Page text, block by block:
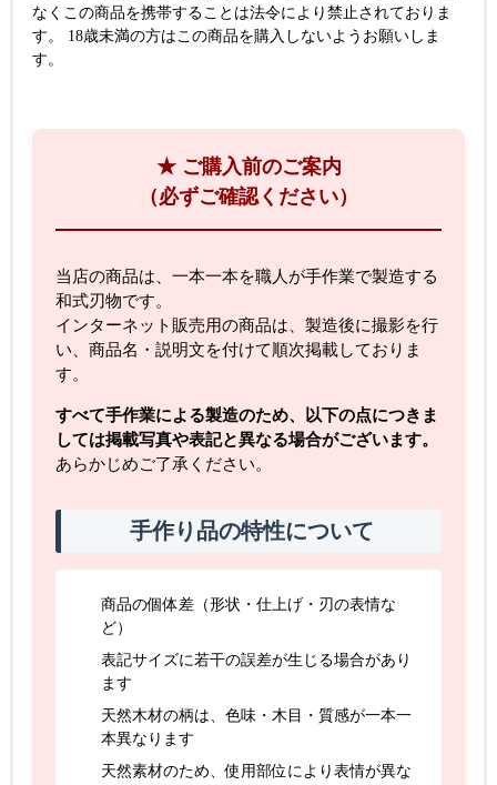
なくこの商品を携帯することは法令により禁止されておりま
す。 18歳未満の方はこの商品を購入しないようお願いしま
す。
★ ご購入前のご案内
（必ずご確認ください）
当店の商品は、一本一本を職人が手作業で製造する
和式刃物です。
インターネット販売用の商品は、製造後に撮影を行
い、商品名・説明文を付けて順次掲載しておりま
す。
すべて手作業による製造のため、以下の点につきま
しては掲載写真や表記と異なる場合がございます。
あらかじめご了承ください。
手作り品の特性について
商品の個体差（形状・仕上げ・刃の表情な
ど）
表記サイズに若干の誤差が生じる場合があり
ます
天然木材の柄は、色味・木目・質感が一本一
本異なります
天然素材のため、使用部位により表情が異な